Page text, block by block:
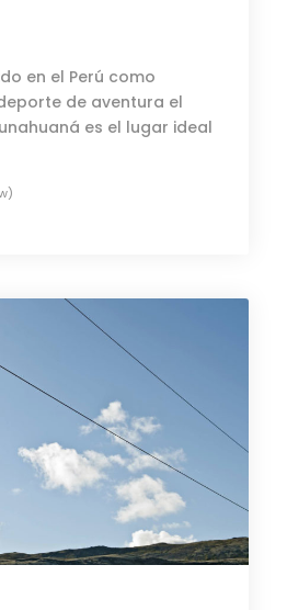
en el Perú como
de aventura el
es el lugar ideal